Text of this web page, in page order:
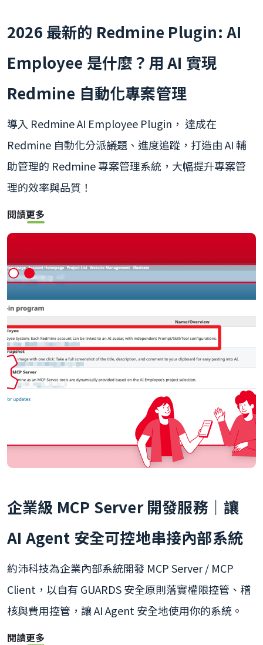
2026 最新的 Redmine Plugin: AI
Employee 是什麼？用 AI 實現
Redmine 自動化專案管理
導入 Redmine AI Employee Plugin， 達成在
Redmine 自動化分派議題、進度追蹤，打造由 AI 輔
助管理的 Redmine 專案管理系統，大幅提升專案管
理的效率與品質！
閱讀更多
企業級 MCP Server 開發服務｜讓
AI Agent 安全可控地串接內部系統
約沛科技為企業內部系統開發 MCP Server / MCP
Client，以自有 GUARDS 安全原則落實權限控管、稽
核與費用控管，讓 AI Agent 安全地使用你的系統。
閱讀更多